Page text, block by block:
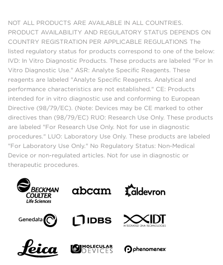
NOT ALL PRODUCTS ARE AVAILABLE IN ALL COUNTRIES.
PRODUCT AVAILABILITY AND REGULATORY STATUS DEPENDS ON
COUNTRY REGISTRATION PER APPLICABLE REGULATIONS The
listed regulatory status for products correspond to one of the below:
IVD: In Vitro Diagnostic Products. These products are labeled "For In
Vitro Diagnostic Use." ASR: Analyte Specific Reagents. These
reagents are labeled "Analyte Specific Reagents. Analytical and
performance characteristics are not established." CE: Products
intended for in vitro diagnostic use and conforming to European
Directive (98/79/EC). (Note: Devices may be CE marked to other
directives than (98/79/EC) RUO: Research Use Only. These products
are labeled "For Research Use Only. Not for use in diagnostic
procedures." LUO: Laboratory Use Only. These products are labeled
"For Laboratory Use Only." No Regulatory Status: Non-Medical
Device or non-regulated articles. Not for use in diagnostic or
therapeutic procedures.